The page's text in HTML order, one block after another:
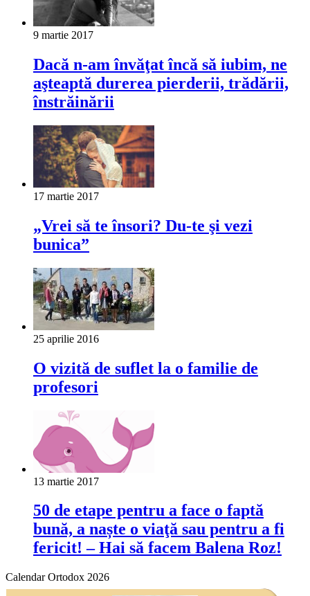
9 martie 2017
Dacă n-am învăţat încă să iubim, ne
aşteaptă durerea pierderii, trădării,
înstrăinării
17 martie 2017
„Vrei să te însori? Du-te şi vezi
bunica”
25 aprilie 2016
O vizită de suflet la o familie de
profesori
13 martie 2017
50 de etape pentru a face o faptă
bună, a naște o viaţă sau pentru a fi
fericit! – Hai să facem Balena Roz!
Calendar Ortodox 2026